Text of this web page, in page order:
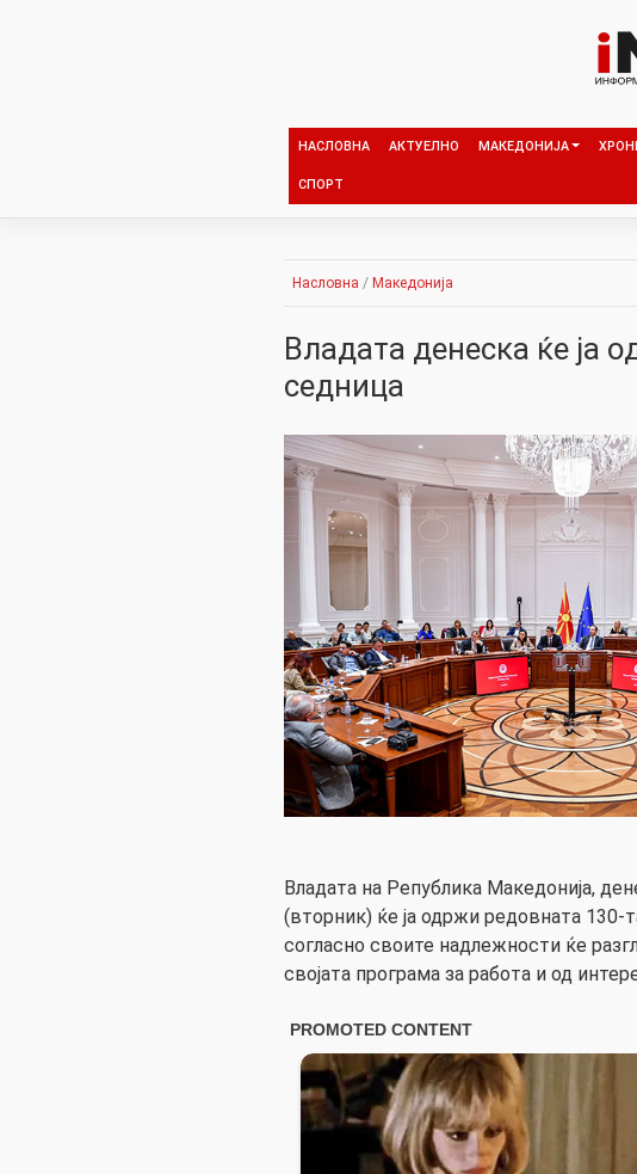
НАСЛОВНА АКТУЕЛНО МАКЕДОНИЈА
СПОРТ
Насловна / Македонија
Владата денеска ќе ја
седница
Владата на Република Македонија,
(вторник) ќе ја одржи редовната 130-
согласно своите надлежности ќе
својата програма за работа и од